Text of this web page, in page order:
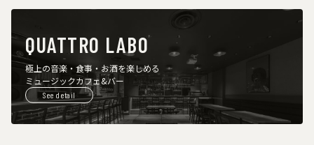
QUATTRO LABO
極上の音楽・食事・お酒を楽しめる
ミュージックカフェ&バー
See detail